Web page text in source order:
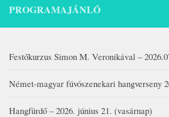
PROGRAMAJÁNLÓ
Festőkurzus Simon M. Veronikával –
Német-magyar fúvószenekari hangverseny
Hangfürdő – 2026. június 21. (vasárnap)